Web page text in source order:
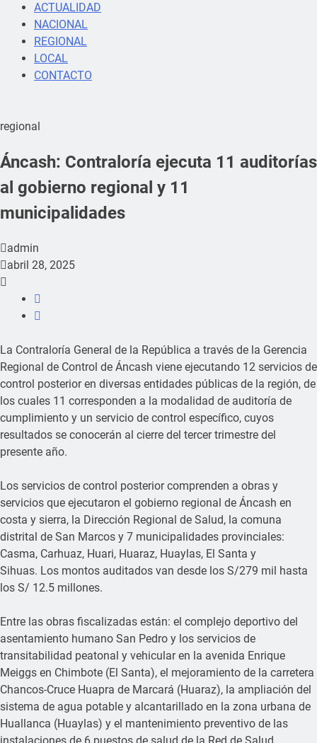
ACTUALIDAD
NACIONAL
REGIONAL
LOCAL
CONTACTO
regional
Áncash: Contraloría ejecuta 11 auditorías
al gobierno regional y 11
municipalidades
admin
abril 28, 2025
La Contraloría General de la República a través de la Gerencia
Regional de Control de Áncash viene ejecutando 12 servicios de
control posterior en diversas entidades públicas de la región, de
los cuales 11 corresponden a la modalidad de auditoría de
cumplimiento y un servicio de control específico, cuyos
resultados se conocerán al cierre del tercer trimestre del
presente año.
Los servicios de control posterior comprenden a obras y
servicios que ejecutaron el gobierno regional de Áncash en
costa y sierra, la Dirección Regional de Salud, la comuna
distrital de San Marcos y 7 municipalidades provinciales:
Casma, Carhuaz, Huari, Huaraz, Huaylas, El Santa y
Sihuas. Los montos auditados van desde los S/279 mil hasta
los S/ 12.5 millones.
Entre las obras fiscalizadas están: el complejo deportivo del
asentamiento humano San Pedro y los servicios de
transitabilidad peatonal y vehicular en la avenida Enrique
Meiggs en Chimbote (El Santa), el mejoramiento de la carretera
Chancos-Cruce Huapra de Marcará (Huaraz), la ampliación del
sistema de agua potable y alcantarillado en la zona urbana de
Huallanca (Huaylas) y el mantenimiento preventivo de las